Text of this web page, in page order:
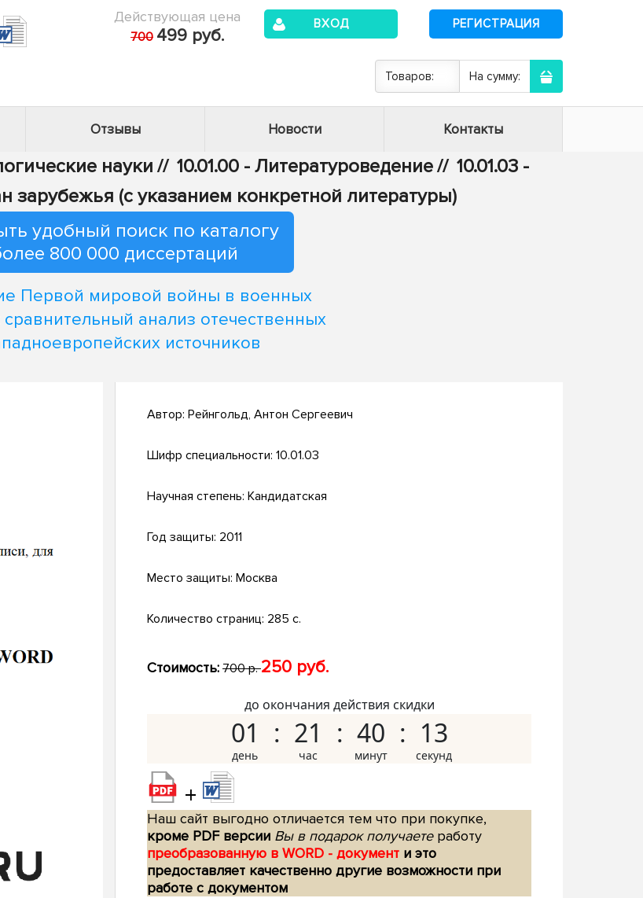
Действующая цена
700 499 руб.
ВХОД РЕГИСТРАЦИЯ
Товаров: На сумму:
Отзывы Новости Контакты
науки // 10.01.00 - Литературоведение// 10.01.03 -
зарубежья (с указанием конкретной литературы)
удобный поиск по каталогу
800 000 диссертаций
Первой мировой войны в военных
анализ отечественных
источников
Автор: Рейнгольд, Антон Сергеевич
Шифр специальности: 10.01.03
Научная степень: Кандидатская
Год защиты: 2011
Место защиты: Москва
Количество страниц: 285 с.
Стоимость: 700 р.250 руб.
до окончания действия скидки
01 21 40 12
+
Наш сайт выгодно отличается тем что при покупке,
кроме PDF версии Вы в подарок получаетеработу
преобразованную в WORD - документ и это
предоставляет качественно другие возможности при
работе с документом